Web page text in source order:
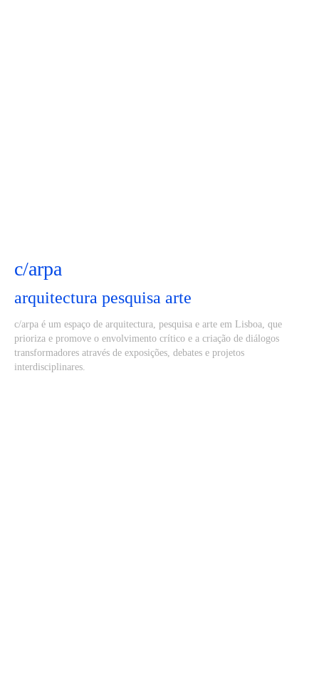
c/arpa
arquitectura pesquisa arte
c/arpa é um espaço de arquitectura, pesquisa e arte em Lisboa, que
prioriza e promove o envolvimento crítico e a criação de diálogos
transformadores através de exposições, debates e projetos
interdisciplinares.